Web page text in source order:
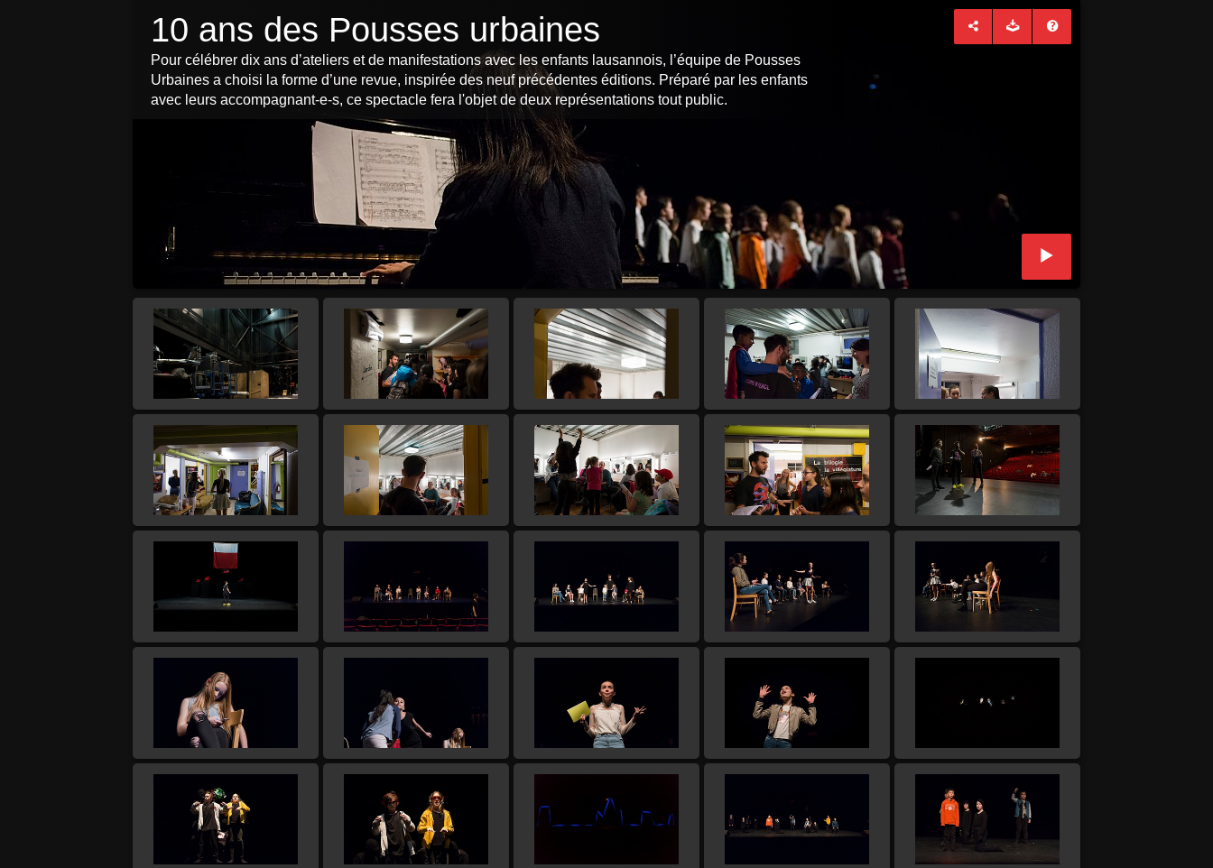
10 ans des Pousses urbaines
Pour célébrer dix ans d’ateliers et de manifestations avec les enfants lausannois, l’équipe de Pousses
Urbaines a choisi la forme d’une revue, inspirée des neuf précédentes éditions. Préparé par les enfants
avec leurs accompagnant-e-s, ce spectacle fera l'objet de deux représentations tout public.